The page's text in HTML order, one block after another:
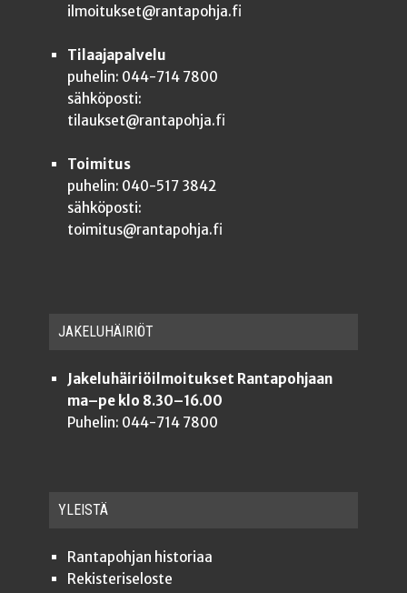
ilmoitukset@rantapohja.fi
Tilaajapalvelu
puhelin: 044-714 7800
sähköposti:
tilaukset@rantapohja.fi
Toimitus
puhelin: 040-517 3842
sähköposti:
toimitus@rantapohja.fi
JAKE­LU­HÄI­RIÖT
Jakeluhäiriöilmoitukset Rantapohjaan
ma–pe klo 8.30–16.00
Puhelin: 044-714 7800
YLEISTÄ
Ran­ta­poh­jan historiaa
Rekis­te­ri­se­los­te